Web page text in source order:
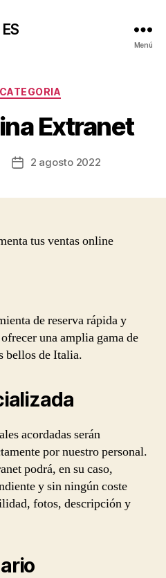
ES
Menú
Categorías
Extranet
Fecha2 agosto 2022
tus ventas online
de reserva rápida y
una amplia gama de
bellos de Italia.
acordadas serán
por nuestro personal.
podrá, en su caso,
y sin ningún coste
fotos, descripción y